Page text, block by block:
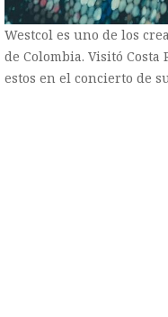
Westcol es uno de los
de Colombia. Visitó Costa
estos en el concierto de